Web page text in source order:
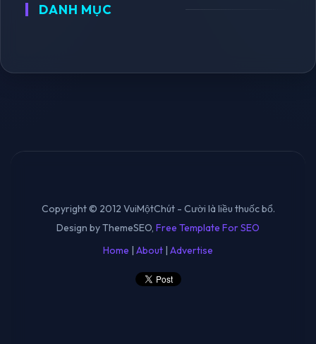
DANH MỤC
Copyright © 2012 VuiMộtChút - Cười là liều thuốc bổ.
Design by ThemeSEO, Free Template For SEO
Home | About | Advertise